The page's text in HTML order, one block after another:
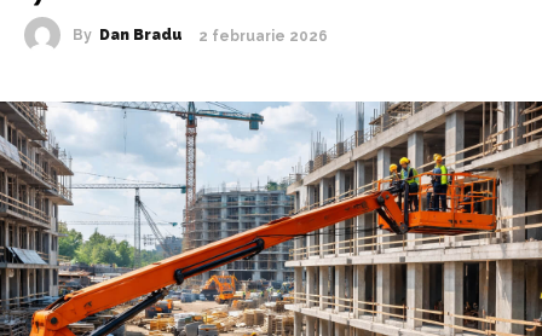
By Dan Bradu 2 februarie 2026